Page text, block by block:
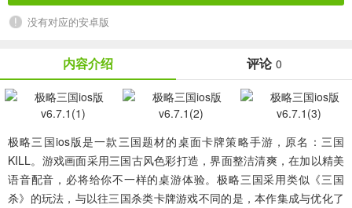
没有对应的安卓版
内容介绍 评论 0
极略三国ios版是一款三国题材的桌面卡牌策略手游，原名：三国
KILL。游戏画面采用三国古风色彩打造，界面整洁清爽，在加以精美
语音配音，必将给你不一样的桌游体验。极略三国采用类似《三国
杀》的玩法，与以往三国杀类卡牌游戏不同的是，本作集成与优化了